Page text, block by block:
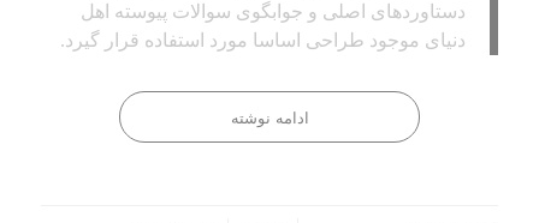
دستاوردهای اصلی و جوابگوی سوالات پیوسته اهل
دنیای موجود طراحی اساسا مورد استفاده قرار گیرد.
ادامه نوشته